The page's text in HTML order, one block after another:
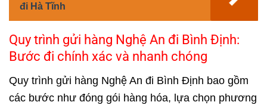
đi Hà Tĩnh
Quy trình gửi hàng Nghệ An đi Bình Định:
Bước đi chính xác và nhanh chóng
Quy trình gửi hàng Nghệ An đi Bình Định bao gồm
các bước như đóng gói hàng hóa, lựa chọn phương